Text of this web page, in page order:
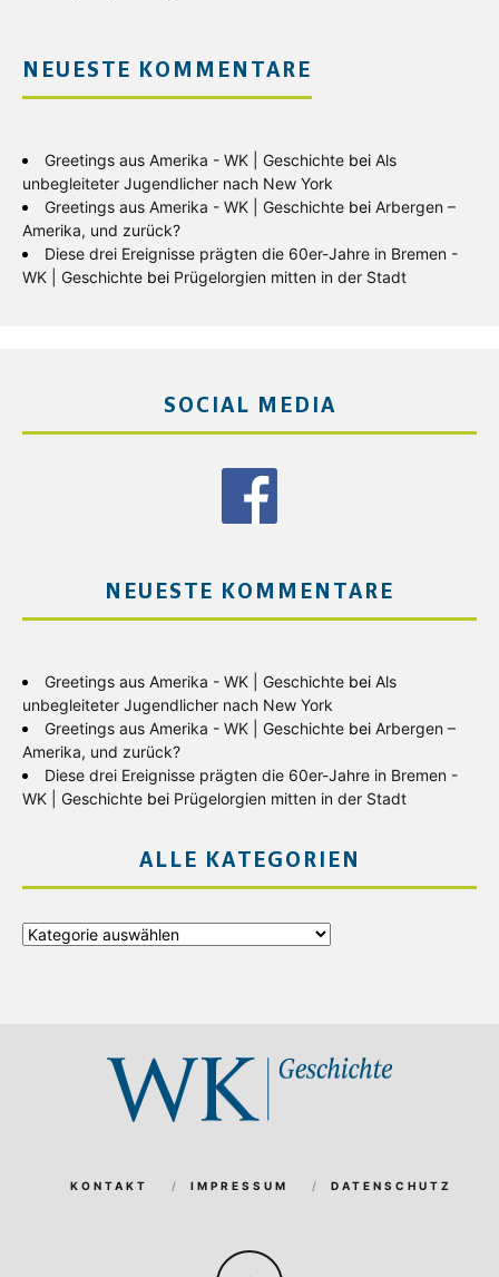
NEUESTE KOMMENTARE
Greetings aus Amerika - WK | Geschichte bei Als
unbegleiteter Jugendlicher nach New York
Greetings aus Amerika - WK | Geschichte bei Arbergen –
Amerika, und zurück?
Diese drei Ereignisse prägten die 60er-Jahre in Bremen -
WK | Geschichte bei Prügelorgien mitten in der Stadt
SOCIAL MEDIA
NEUESTE KOMMENTARE
Greetings aus Amerika - WK | Geschichte bei Als
unbegleiteter Jugendlicher nach New York
Greetings aus Amerika - WK | Geschichte bei Arbergen –
Amerika, und zurück?
Diese drei Ereignisse prägten die 60er-Jahre in Bremen -
WK | Geschichte bei Prügelorgien mitten in der Stadt
ALLE KATEGORIEN
Alle
KONTAKT IMPRESSUM DATENSCHUTZ